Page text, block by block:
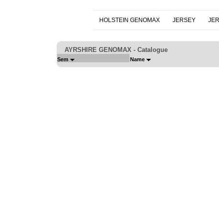
HOLSTEIN GENOMAX JERSEY
AYRSHIRE GENOMAX - Catalogue
Sem Name